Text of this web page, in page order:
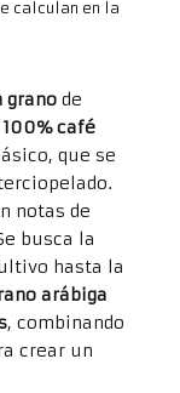
calculan en la
granode
100%café
que se
notas de
busca la
hasta la
arábiga
, combinando
crear un